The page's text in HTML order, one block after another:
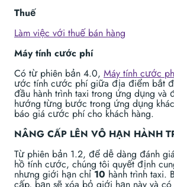
Thuế
Làm việc với thuế bán hàng
Máy tính cước phí
Có từ phiên bản 4.0, Máy tính cước
ước tính cước phí giữa địa điểm bắt
đầu hành trình taxi trong ứng dụng
hướng từng bước trong ứng dụng
báo giá cước phí cho khách hàng.
NÂNG CẤP LÊN VÔ HẠN HÀNH
Từ phiên bản 1.2, để dễ dàng đánh
hồ tính cước, chúng tôi quyết định
nhưng giới hạn chỉ10 hành trình taxi.
cấp, bạn sẽ xóa bỏ giới hạn này và